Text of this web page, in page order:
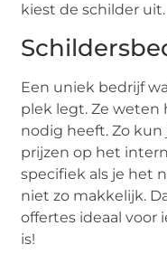
kiest de schilder uit.
Een uniek bedrijf
plek legt. Ze weten
nodig heeft. Zo kun
prijzen op het
specifiek als je het
niet zo makkelijk.
offertes ideaal voor
is!